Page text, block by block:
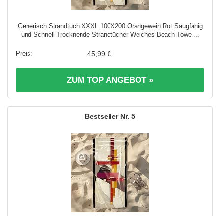
Generisch Strandtuch XXXL 100X200 Orangewein Rot Saugfähig
und Schnell Trocknende Strandtücher Weiches Beach Towe ...
45,99 €
ZUM TOP ANGEBOT »
5